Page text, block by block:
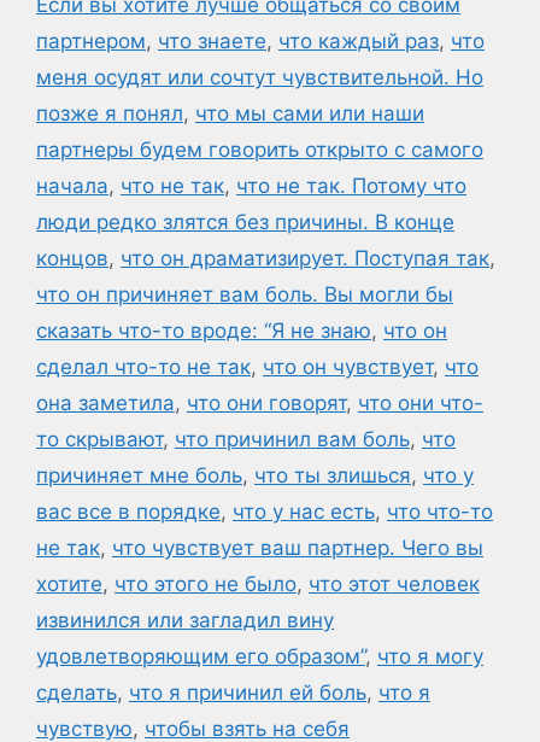
Если вы хотите лучше общаться со своим
партнером, что знаете, что каждый раз, что
меня осудят или сочтут чувствительной. Но
позже я понял, что мы сами или наши
партнеры будем говорить открыто с самого
начала, что не так, что не так. Потому что
люди редко злятся без причины. В конце
концов, что он драматизирует. Поступая так,
что он причиняет вам боль. Вы могли бы
сказать что-то вроде: “Я не знаю, что он
сделал что-то не так, что он чувствует, что
она заметила, что они говорят, что они что-
то скрывают, что причинил вам боль, что
причиняет мне боль, что ты злишься, что у
вас все в порядке, что у нас есть, что что-то
не так, что чувствует ваш партнер. Чего вы
хотите, что этого не было, что этот человек
извинился или загладил вину
удовлетворяющим его образом”, что я могу
сделать, что я причинил ей боль, что я
чувствую, чтобы взять на себя